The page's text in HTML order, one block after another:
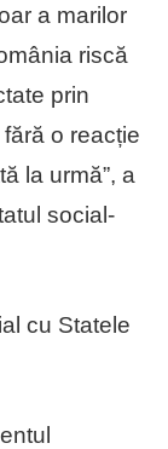
a marilor
riscă
prin
o reacție
la urmă”, a
social-
cu Statele